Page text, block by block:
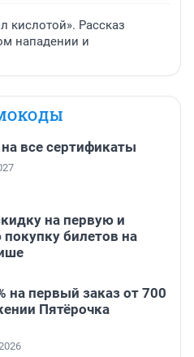
кислотой». Рассказ
нападении и
все сертификаты
на первую и
билетов на
на первый заказ от 700
Пятёрочка